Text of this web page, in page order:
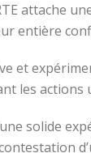
attache
entière
et
les
solide